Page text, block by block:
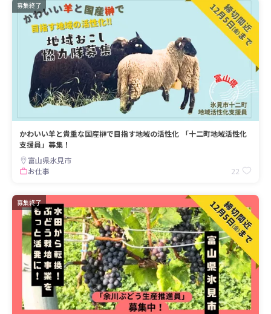
募集終了
かわいい羊と貴重な国産榊で目指す地域の活性化 「十二町地域活性化
支援員」募集！
富山県氷見市
お仕事
22
募集終了